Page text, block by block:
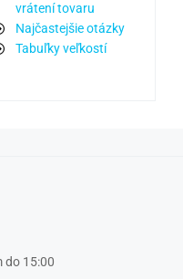
vrátení tovaru
Najčastejšie otázky
Tabuľky veľkostí
do 15:00